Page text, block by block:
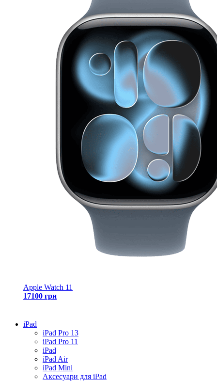
Apple Watch 11
17100 грн
iPad
iPad Pro 13
iPad Pro 11
iPad
iPad Air
iPad Mini
Аксесуари для iPad